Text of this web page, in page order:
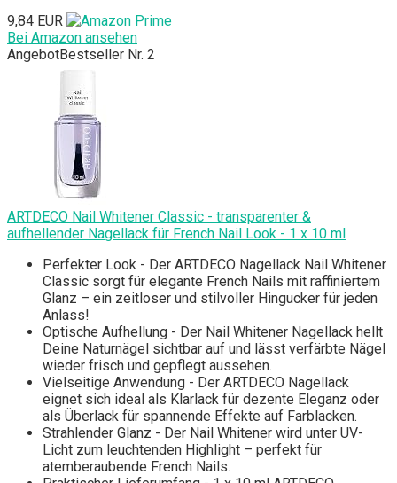
9,84 EUR
Bei Amazon ansehen
AngebotBestseller Nr. 2
ARTDECO Nail Whitener Classic - transparenter &
aufhellender Nagellack für French Nail Look - 1 x 10 ml
Perfekter Look - Der ARTDECO Nagellack Nail Whitener
Classic sorgt für elegante French Nails mit raffiniertem
Glanz – ein zeitloser und stilvoller Hingucker für jeden
Anlass!
Optische Aufhellung - Der Nail Whitener Nagellack hellt
Deine Naturnägel sichtbar auf und lässt verfärbte Nägel
wieder frisch und gepflegt aussehen.
Vielseitige Anwendung - Der ARTDECO Nagellack
eignet sich ideal als Klarlack für dezente Eleganz oder
als Überlack für spannende Effekte auf Farblacken.
Strahlender Glanz - Der Nail Whitener wird unter UV-
Licht zum leuchtenden Highlight – perfekt für
atemberaubende French Nails.